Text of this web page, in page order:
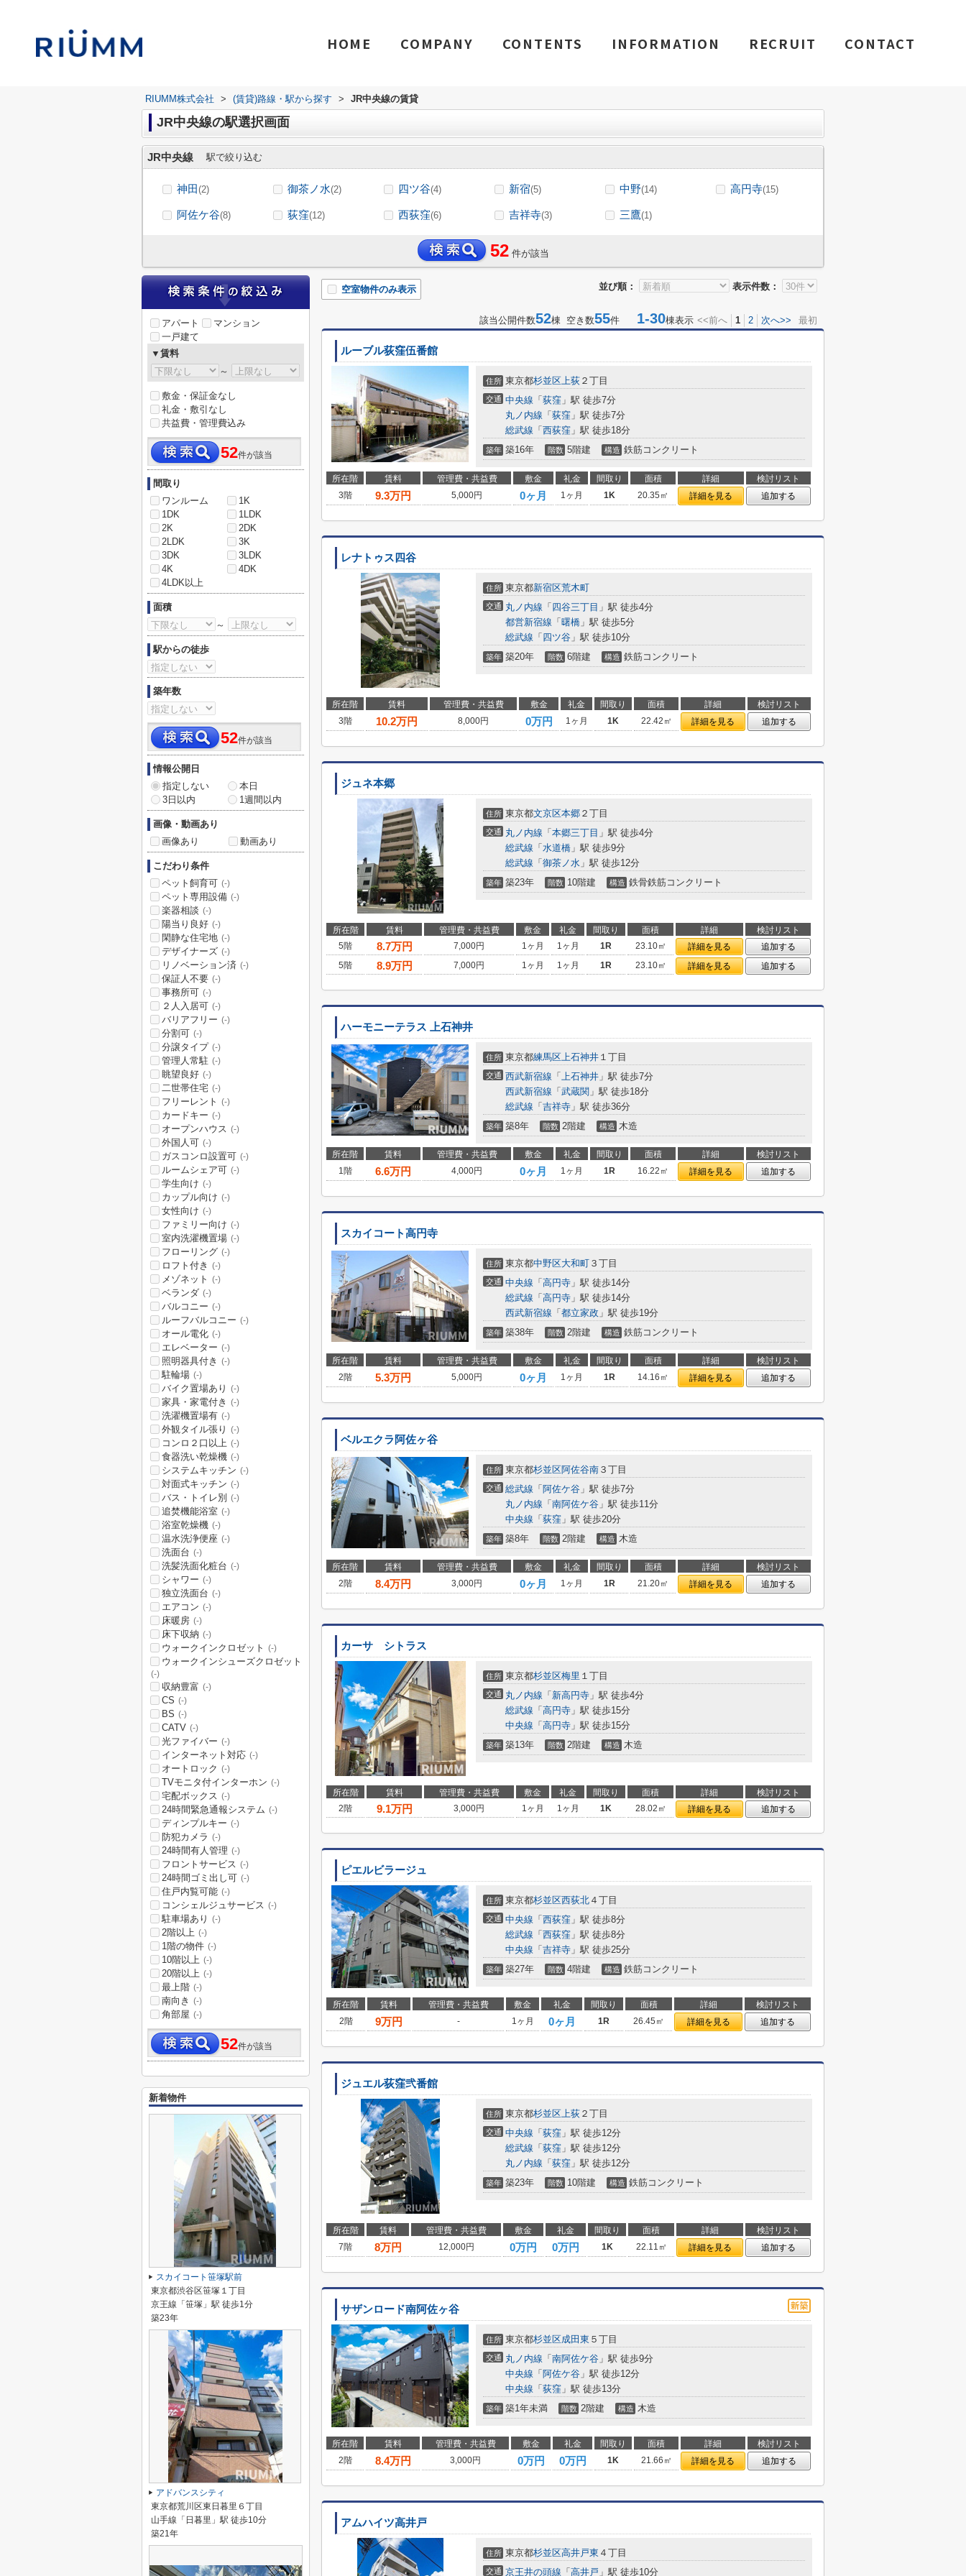
HOME COMPANY CONTENTS INFORMATION RECRUIT CONTACT
RIUMM株式会社 > (賃貸)路線・駅から探す > JR中央線の賃貸
JR中央線の駅選択画面
JR中央線 駅で絞り込む
神田(2) 御茶ノ水(2) 四ツ谷(4) 新宿(5) 中野(14) 高円寺(15)
阿佐ケ谷(8) 荻窪(12) 西荻窪(6) 吉祥寺(3) 三鷹(1)
52 件が該当
並び順： 表示件数：
空室物件のみ表示
該当公開件数52棟 空き数55件 1-30棟表示 <<前へ 1 2 次へ>> 最初
ルーブル荻窪伍番館
住所 東京都杉並区上荻 ２丁目
交通 中央線 「 荻窪 」駅 徒歩7分
丸ノ内線 「 荻窪 」駅 徒歩7分
総武線 「 西荻窪 」駅 徒歩18分
築年 築16年 階数 5階建 構造 鉄筋コンクリート
所在階 賃料 管理費・共益費 敷金 礼金 間取り 面積 詳細
検討リスト
3階
9.3万円 5,000円 0ヶ月 1ヶ月 1K 20.35㎡ 詳細を見る 追加する
レナトゥス四谷
住所 東京都新宿区荒木町
交通 丸ノ内線 「 四谷三丁目 」駅 徒歩4分
都営新宿線 「 曙橋 」駅 徒歩5分
総武線 「 四ツ谷 」駅 徒歩10分
築年 築20年 階数 6階建 構造 鉄筋コンクリート
所在階 賃料 管理費・共益費 敷金 礼金 間取り 面積 詳細
検討リスト
3階
10.2万円 8,000円 0万円 1ヶ月 1K 22.42㎡ 詳細を見る 追加する
ジュネ本郷
住所 東京都文京区本郷 ２丁目
交通 丸ノ内線 「 本郷三丁目 」駅 徒歩4分
総武線 「 水道橋 」駅 徒歩9分
総武線 「 御茶ノ水 」駅 徒歩12分
築年 築23年 階数 10階建 構造 鉄骨鉄筋コンクリート
所在階 賃料 管理費・共益費 敷金 礼金 間取り 面積 詳細
検討リスト
5階
8.7万円 7,000円 1ヶ月 1ヶ月 1R 23.10㎡ 詳細を見る
追加する
5階
8.9万円 7,000円 1ヶ月 1ヶ月 1R 23.10㎡ 詳細を見る 追加する
ハーモニーテラス 上石神井
住所 東京都練馬区上石神井 １丁目
交通 西武新宿線 「 上石神井 」駅 徒歩7分
西武新宿線 「 武蔵関 」駅 徒歩18分
総武線 「 吉祥寺 」駅 徒歩36分
築年 築8年 階数 2階建 構造 木造
所在階 賃料 管理費・共益費 敷金 礼金 間取り 面積 詳細
検討リスト
1階
6.6万円 4,000円 0ヶ月 1ヶ月 1R 16.22㎡ 詳細を見る 追加する
スカイコート高円寺
住所 東京都中野区大和町 ３丁目
交通 中央線 「 高円寺 」駅 徒歩14分
総武線 「 高円寺 」駅 徒歩14分
西武新宿線 「 都立家政 」駅 徒歩19分
築年 築38年 階数 2階建 構造 鉄筋コンクリート
所在階 賃料 管理費・共益費 敷金 礼金 間取り 面積 詳細
検討リスト
2階
5.3万円 5,000円 0ヶ月 1ヶ月 1R 14.16㎡ 詳細を見る 追加する
ベルエクラ阿佐ヶ谷
住所 東京都杉並区阿佐谷南 ３丁目
交通 総武線 「 阿佐ケ谷 」駅 徒歩7分
丸ノ内線 「 南阿佐ケ谷 」駅 徒歩11分
中央線 「 荻窪 」駅 徒歩20分
築年 築8年 階数 2階建 構造 木造
所在階 賃料 管理費・共益費 敷金 礼金 間取り 面積 詳細
検討リスト
2階
8.4万円 3,000円 0ヶ月 1ヶ月 1R 21.20㎡ 詳細を見る 追加する
カーサ シトラス
住所 東京都杉並区梅里 １丁目
交通 丸ノ内線 「 新高円寺 」駅 徒歩4分
総武線 「 高円寺 」駅 徒歩15分
中央線 「 高円寺 」駅 徒歩15分
築年 築13年 階数 2階建 構造 木造
所在階 賃料 管理費・共益費 敷金 礼金 間取り 面積 詳細
検討リスト
2階
9.1万円 3,000円 1ヶ月 1ヶ月 1K 28.02㎡ 詳細を見る 追加する
ピエルビラージュ
住所 東京都杉並区西荻北 ４丁目
交通 中央線 「 西荻窪 」駅 徒歩8分
総武線 「 西荻窪 」駅 徒歩8分
中央線 「 吉祥寺 」駅 徒歩25分
築年 築27年 階数 4階建 構造 鉄筋コンクリート
所在階 賃料 管理費・共益費 敷金 礼金 間取り 面積 詳細
検討リスト
2階
9万円 - 1ヶ月 0ヶ月 1R 26.45㎡ 詳細を見る 追加する
ジュエル荻窪弐番館
住所 東京都杉並区上荻 ２丁目
交通 中央線 「 荻窪 」駅 徒歩12分
総武線 「 荻窪 」駅 徒歩12分
丸ノ内線 「 荻窪 」駅 徒歩12分
築年 築23年 階数 10階建 構造 鉄筋コンクリート
所在階 賃料 管理費・共益費 敷金 礼金 間取り 面積 詳細
検討リスト
7階
8万円 12,000円 0万円 0万円 1K 22.11㎡ 詳細を見る 追加する
サザンロード南阿佐ヶ谷
住所 東京都杉並区成田東 ５丁目
交通 丸ノ内線 「 南阿佐ケ谷 」駅 徒歩9分
中央線 「 阿佐ケ谷 」駅 徒歩12分
中央線 「 荻窪 」駅 徒歩13分
築年 築1年未満 階数 2階建 構造 木造
所在階 賃料 管理費・共益費 敷金 礼金 間取り 面積 詳細
検討リスト
2階
8.4万円 3,000円 0万円 0万円 1K 21.66㎡ 詳細を見る 追加する
アムハイツ高井戸
住所 東京都杉並区高井戸東 ４丁目
交通 京王井の頭線 「 高井戸 」駅 徒歩10分
アパート
マンション
一戸建て
▼賃料
～
敷金・保証金なし
礼金・敷引なし
共益費・管理費込み
52件が該当
間取り
ワンルーム
1K
1DK
1LDK
2K
2DK
2LDK
3K
3DK
3LDK
4K
4DK
4LDK以上
面積
～
駅からの徒歩
築年数
52件が該当
情報公開日
指定しない
本日
3日以内
1週間以内
画像・動画あり
画像あり
動画あり
こだわり条件
ペット飼育可 (-)
ペット専用設備 (-)
楽器相談 (-)
陽当り良好 (-)
閑静な住宅地 (-)
デザイナーズ (-)
リノベーション済 (-)
保証人不要 (-)
事務所可 (-)
２人入居可 (-)
バリアフリー (-)
分割可 (-)
分譲タイプ (-)
管理人常駐 (-)
眺望良好 (-)
二世帯住宅 (-)
フリーレント (-)
カードキー (-)
オープンハウス (-)
外国人可 (-)
ガスコンロ設置可 (-)
ルームシェア可 (-)
学生向け (-)
カップル向け (-)
女性向け (-)
ファミリー向け (-)
室内洗濯機置場 (-)
フローリング (-)
ロフト付き (-)
メゾネット (-)
ベランダ (-)
バルコニー (-)
ルーフバルコニー (-)
オール電化 (-)
エレベーター (-)
照明器具付き (-)
駐輪場 (-)
バイク置場あり (-)
家具・家電付き (-)
洗濯機置場有 (-)
外観タイル張り (-)
コンロ２口以上 (-)
食器洗い乾燥機 (-)
システムキッチン (-)
対面式キッチン (-)
バス・トイレ別 (-)
追焚機能浴室 (-)
浴室乾燥機 (-)
温水洗浄便座 (-)
洗面台 (-)
洗髪洗面化粧台 (-)
シャワー (-)
独立洗面台 (-)
エアコン (-)
床暖房 (-)
床下収納 (-)
ウォークインクロゼット (-)
ウォークインシューズクロゼット
(-)
収納豊富 (-)
CS (-)
BS (-)
CATV (-)
光ファイバー (-)
インターネット対応 (-)
オートロック (-)
TVモニタ付インターホン (-)
宅配ボックス (-)
24時間緊急通報システム (-)
ディンプルキー (-)
防犯カメラ (-)
24時間有人管理 (-)
フロントサービス (-)
24時間ゴミ出し可 (-)
住戸内覧可能 (-)
コンシェルジュサービス (-)
駐車場あり (-)
2階以上 (-)
1階の物件 (-)
10階以上 (-)
20階以上 (-)
最上階 (-)
南向き (-)
角部屋 (-)
52件が該当
新着物件
スカイコート笹塚駅前
東京都渋谷区笹塚１丁目
京王線「笹塚」駅 徒歩1分
築23年
アドバンスシティ
東京都荒川区東日暮里６丁目
山手線「日暮里」駅 徒歩10分
築21年